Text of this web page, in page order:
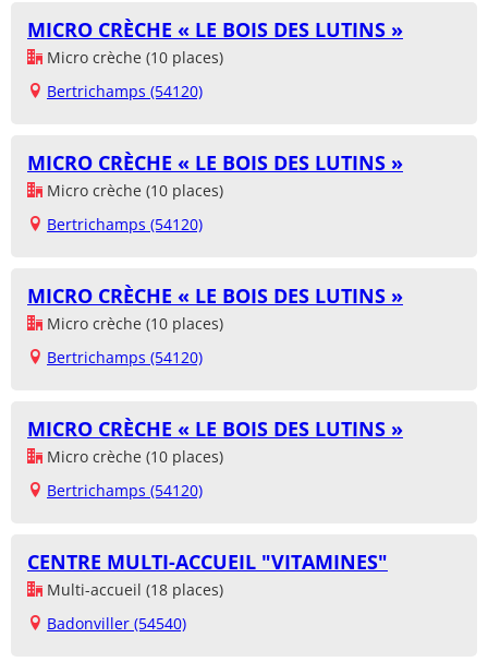
MICRO CRÈCHE « LE BOIS DES LUTINS »
Micro crèche (10 places)
Bertrichamps (54120)
MICRO CRÈCHE « LE BOIS DES LUTINS »
Micro crèche (10 places)
Bertrichamps (54120)
MICRO CRÈCHE « LE BOIS DES LUTINS »
Micro crèche (10 places)
Bertrichamps (54120)
MICRO CRÈCHE « LE BOIS DES LUTINS »
Micro crèche (10 places)
Bertrichamps (54120)
CENTRE MULTI-ACCUEIL "VITAMINES"
Multi-accueil (18 places)
Badonviller (54540)